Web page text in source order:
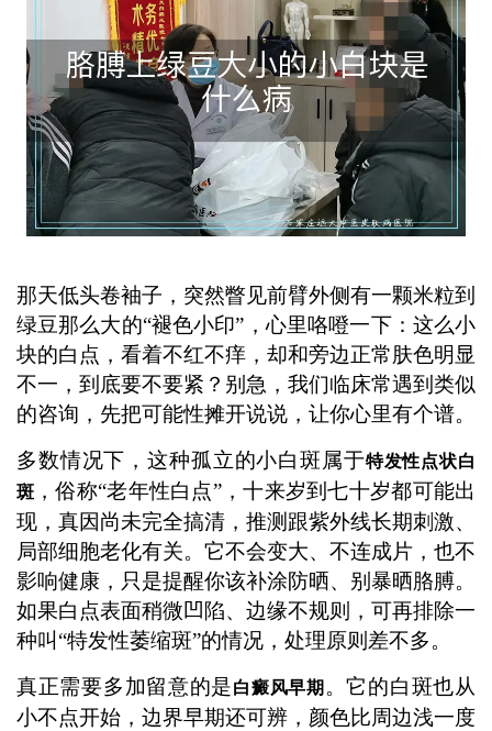
那天低头卷袖子，突然瞥见前臂外侧有一颗米粒到
绿豆那么大的“褪色小印”，心里咯噔一下：这么小
块的白点，看着不红不痒，却和旁边正常肤色明显
不一，到底要不要紧？别急，我们临床常遇到类似
的咨询，先把可能性摊开说说，让你心里有个谱。
多数情况下，这种孤立的小白斑属于特发性点状白
斑 ，俗称“老年性白点”，十来岁到七十岁都可能出
现，真因尚未完全搞清，推测跟紫外线长期刺激、
局部细胞老化有关。它不会变大、不连成片，也不
影响健康，只是提醒你该补涂防晒、别暴晒胳膊。
如果白点表面稍微凹陷、边缘不规则，可再排除一
种叫“特发性萎缩斑”的情况，处理原则差不多。
真正需要多加留意的是白癜风早期 。它的白斑也从
小不点开始，边界早期还可辨，颜色比周边浅一度